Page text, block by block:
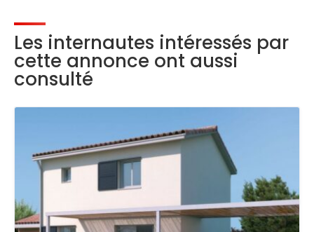
Les internautes intéressés par
cette annonce ont aussi
consulté